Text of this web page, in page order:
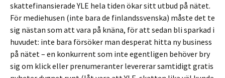
skattefinansierade YLE hela tiden ökar sitt utbud på nätet.
För mediehusen (inte bara de finlandssvenska) måste det te
sig nästan som att vara på knäna, för att sedan bli sparkad i
huvudet: inte bara försöker man desperat hitta ny business
på nätet – en konkurrent som inte egentligen behöver bry
sig om klick eller prenumeranter levererar samtidigt gratis